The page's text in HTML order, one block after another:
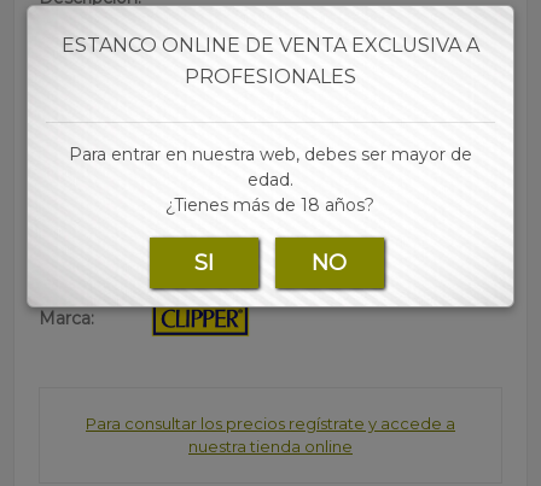
• Tamaño estándar
ESTUCHES DE METAL DE REGALO
• Las mejores marcas de papel, tubos, filtros y
accesorios para tu estanco lo encontraras en nuestra
Marca:
Para consultar los precios regístrate y accede a
nuestra tienda online
ESTANCO ONLINE DE VENTA EXCLUSIVA A
PROFESIONALES
Para entrar en nuestra web, debes ser mayor de
edad.
¿Tienes más de 18 años?
SI NO